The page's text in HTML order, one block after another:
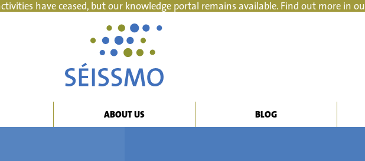
have ceased, but our knowledge portal remains available. Find out more in
ABOUT US BLOG